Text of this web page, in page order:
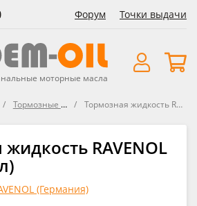
Форум Точки выдачи
моторные масла
Тормозные жидкости Тормозная жидкость RAVENOL DOT-5.1
RAVENOL
(Германия)